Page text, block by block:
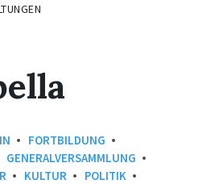
FORTBILDUNG
GENERALVERSAMMLUNG
KULTUR
POLITIK